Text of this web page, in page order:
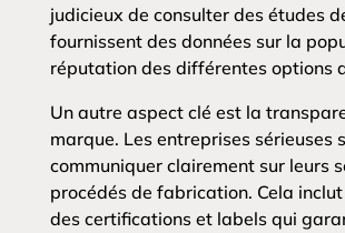
judicieux de consulter des études
fournissent des données sur la
réputation des différentes options
Un autre aspect clé est la
marque. Les entreprises sérieuses
communiquer clairement sur leurs
procédés de fabrication. Cela
des certifications et labels qui